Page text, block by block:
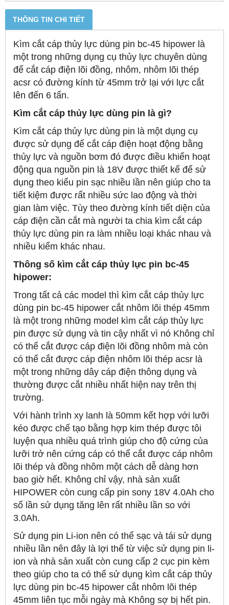
THÔNG TIN CHI TIẾT
Kìm cắt cáp thủy lực dùng pin bc-45 hipower là
một trong những dụng cụ thủy lực chuyên dùng
để cắt cáp điện lõi đồng, nhôm, nhôm lõi thép
acsr có đường kính từ 45mm trở lại với lực cắt
lên đến 6 tấn.
Kìm cắt cáp thủy lực dùng pin là gì?
Kìm cắt cáp thủy lực dùng pin là một dụng cụ
được sử dụng để cắt cáp điện hoạt động bằng
thủy lực và nguồn bơm đó được điều khiển hoạt
động qua nguồn pin là 18V được thiết kế để sử
dụng theo kiểu pin sạc nhiều lần nên giúp cho ta
tiết kiệm được rất nhiều sức lao động và thời
gian làm việc. Tùy theo đường kính tiết diện của
cáp điện cần cắt mà người ta chia kìm cắt cáp
thủy lực dùng pin ra làm nhiều loại khác nhau và
nhiều kiểm khác nhau.
Thông số kìm cắt cáp thủy lực pin bc-45
hipower:
Trong tất cả các model thì kìm cắt cáp thủy lực
dùng pin bc-45 hipower cắt nhôm lõi thép 45mm
là một trong những model kìm cắt cáp thủy lực
pin được sử dụng và tin cậy nhất vì nó Không chỉ
có thể cắt được cáp điện lõi đồng nhôm mà còn
có thể cắt được cáp điện nhôm lõi thép acsr là
một trong những dây cáp điện thông dụng và
thường được cắt nhiều nhất hiện nay trên thị
trường.
Với hành trình xy lanh là 50mm kết hợp với lưỡi
kéo được chế tạo bằng hợp kim thép được tôi
luyện qua nhiều quá trình giúp cho độ cứng của
lưỡi trở nên cứng cáp có thể cắt được cáp nhôm
lõi thép và đồng nhôm một cách dễ dàng hơn
bao giờ hết. Không chỉ vậy, nhà sản xuất
HIPOWER còn cung cấp pin sony 18V 4.0Ah cho
số lần sử dụng tăng lên rất nhiều lần so với
3.0Ah.
Sử dụng pin Li-ion nên có thể sạc và tái sử dụng
nhiều lần nên đây là lợi thế từ việc sử dụng pin li-
ion và nhà sản xuất còn cung cấp 2 cục pin kèm
theo giúp cho ta có thể sử dụng kìm cắt cáp thủy
lực dùng pin bc-45 hipower cắt nhôm lõi thép
45mm liên tục mỗi ngày mà Không sợ bị hết pin.